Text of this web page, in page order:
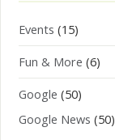
Events (15)
Fun & More (6)
Google (50)
Google News (50)